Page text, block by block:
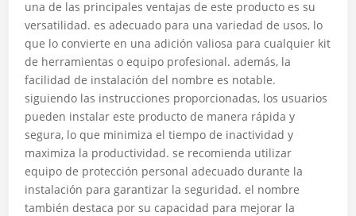
una de las principales ventajas de este producto es su
versatilidad. es adecuado para una variedad de usos, lo
que lo convierte en una adición valiosa para cualquier kit
de herramientas o equipo profesional. además, la
facilidad de instalación del nombre es notable.
siguiendo las instrucciones proporcionadas, los usuarios
pueden instalar este producto de manera rápida y
segura, lo que minimiza el tiempo de inactividad y
maximiza la productividad. se recomienda utilizar
equipo de protección personal adecuado durante la
instalación para garantizar la seguridad. el nombre
también destaca por su capacidad para mejorar la